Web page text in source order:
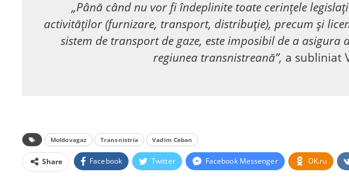
„Până când nu vor fi îndeplinite toate cerințele
activităților (furnizare, transport, distribuție), precum și
sistem de transport de gaze, este imposibil de a asigura
regiunea transnistreană”, a subliniat
Moldovagaz Transnistria Vadim Ceban
Share Facebook Twitter Facebook Messenger OK.ru